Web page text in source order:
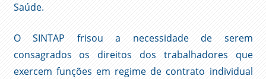
Saúde.
O SINTAP frisou a necessidade de serem
consagrados os direitos dos trabalhadores que
exercem funções em regime de contrato individual